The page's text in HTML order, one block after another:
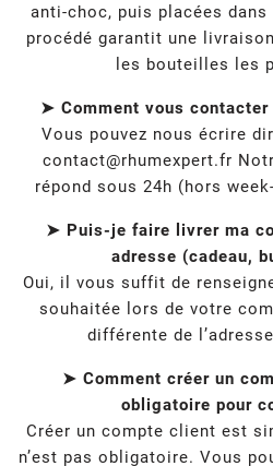
anti-choc, puis placées
procédé garantit une
les bouteilles les
➤ Comment vous contacter
Vous pouvez nous écrire
contact@rhumexpert.fr
répond sous 24h (hors
➤ Puis-je faire livrer ma
adresse (cadeau,
Oui, il vous suffit de
souhaitée lors de votre
différente de
➤ Comment créer un
obligatoire pour
Créer un compte client est
n’est pas obligatoire. Vous